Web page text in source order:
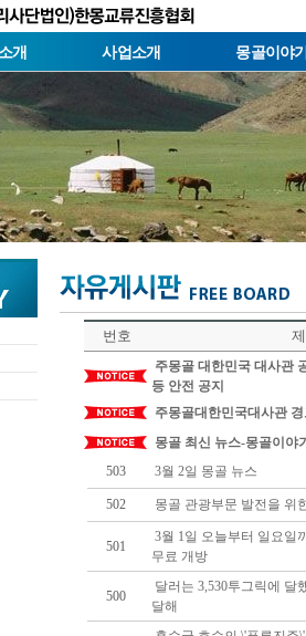
개 사업소개 몽골이야
번호
주몽골 대한민국 대사관
등 안전 공지
주몽골대한민국대사관
몽골 최신 뉴스-몽골이야
503
3월 2일 몽골 뉴스
502 몽골 관광부문 발전을 위
501
3월 1일 오늘부터 일요일
무료 개방
500
달러는 3,530투그릭에 달
달해